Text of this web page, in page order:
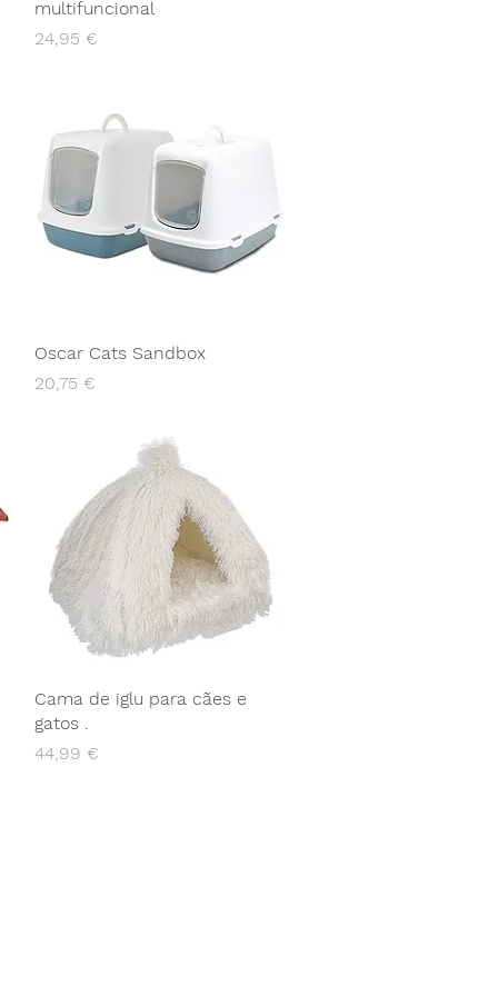
multifuncional
Preço
24,95 €
Oscar Cats Sandbox
Preço
20,75 €
Cama de iglu para cães e
gatos .
Preço
44,99 €